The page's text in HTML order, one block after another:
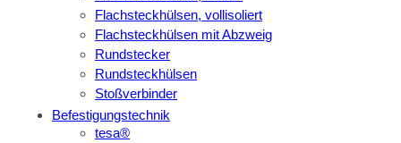
Flachsteckhülsen, vollisoliert
Flachsteckhülsen mit Abzweig
Rundstecker
Rundsteckhülsen
Stoßverbinder
Befestigungstechnik
tesa®